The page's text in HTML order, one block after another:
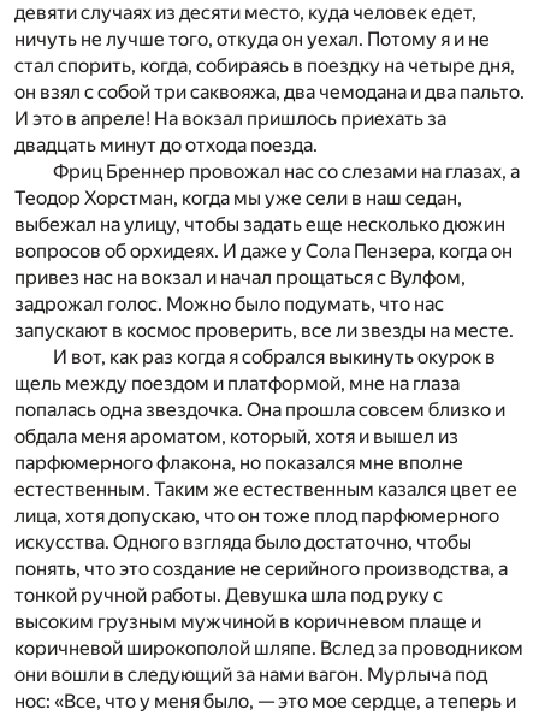
девяти случаях из десяти место, куда человек едет,
ничуть не лучше того, откуда он уехал. Потому я и не
стал спорить, когда, собираясь в поездку на четыре дня,
он взял c собой три саквояжа, два чемодана и два пальто.
И это в апреле! На вокзал пришлось приехать за
двадцать минут до отхода поезда.
Фриц Бреннер провожал нас со слезами на глазах, а
Теодор Хорстман, когда мы уже сели в наш седан,
выбежал на ули­цу, чтобы задать еще несколько дюжин
вопросов об орхидеях. И даже у Сола Пензера, когда он
привез нас на вокзал и начал прощаться c Вулфом,
задрожал голос. Можно было подумать, что нас
запускают в космос проверить, все ли звезды на месте.
И вот, как раз когда я собрался выкинуть окурок в
щель между поездом и платформой, мне на глаза
попалась одна звез­дочка. Она прошла совсем близко и
обдала меня ароматом, который, хотя и вышел из
парфюмерного флакона, но показался мне вполне
естественным. Таким же естественным казался цвет ее
лица, хотя допускаю, что он тоже плод парфюмерного
искусства. Одного взгляда было достаточно, чтобы
понять, что это создание не серийного производства, а
тонкой ручной работы. Девушка шла под руку c
высоким грузным мужчиной в коричневом плаще и
коричневой широкополой шляпе. Вслед за проводником
они вошли в следующий за нами вагон. Мурлыча под
нос: «Все, что у меня было, — это мое сердце, а теперь и